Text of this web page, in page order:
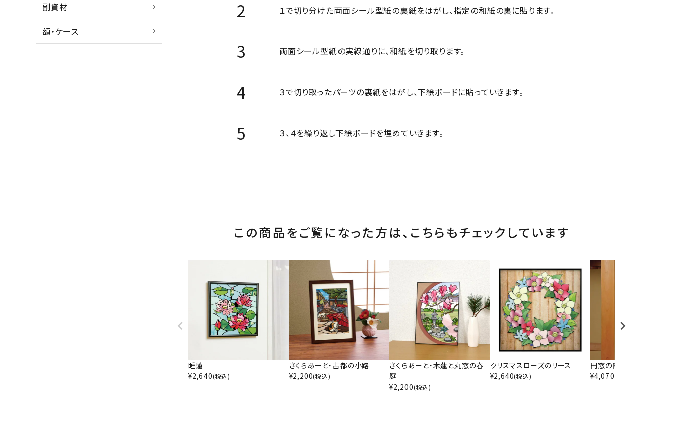
副資材
額・ケース
１で切り分けた両面シール型紙の裏紙をはがし、指定の和紙の裏に貼ります。
両面シール型紙の実線通りに、和紙を切り取ります。
３で切り取ったパーツの裏紙をはがし、下絵ボードに貼っていきます。
３、４を繰り返し下絵ボードを埋めていきます。
この商品をご覧になった方は、 こちらもチェックしています
睡蓮
¥2,640(税込)
さくらあーと・古都の小路
¥2,200(税込)
さくらあーと・木蓮と丸窓の春
庭
¥2,200(税込)
クリスマスローズのリース
¥2,640(税込)
円窓の四季の花
¥4,070